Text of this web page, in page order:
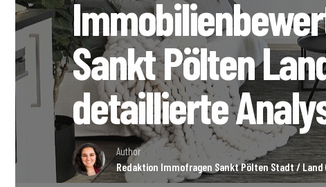
Sankt Pölten
detaillierte
Author
Redaktion Immofragen Sankt Pölten Stadt / Land